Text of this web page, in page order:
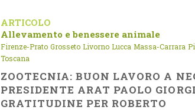
ARTICOLO
Allevamento e benessere animale
Firenze-Prato Grosseto Livorno Lucca Massa-Carrara
Toscana
ZOOTECNIA: BUON LAVORO A
PRESIDENTE ARAT PAOLO
GRATITUDINE PER ROBERTO